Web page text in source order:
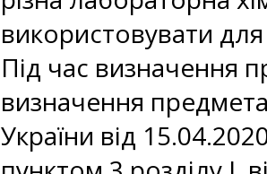
використовувати
Під час визначення
визначення
України від